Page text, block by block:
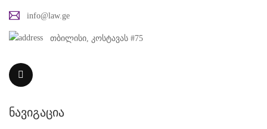
info@law.ge
თბილისი, კოსტავას #75
ნავიგაცია